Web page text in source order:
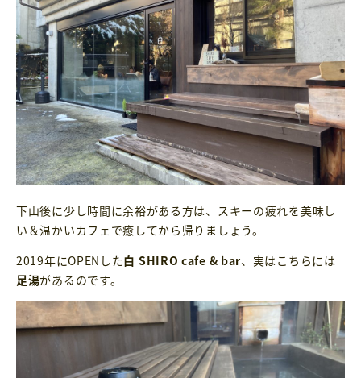
下山後に少し時間に余裕がある方は、スキーの疲れを美味し
い＆温かいカフェで癒してから帰りましょう。
2019年にOPENした白 SHIRO cafe & bar、実はこちらには
足湯があるのです。